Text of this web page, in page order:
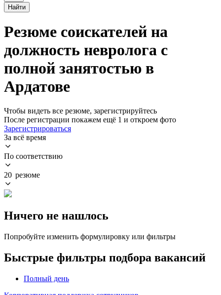
Найти
Резюме соискателей на
должность невролога с
полной занятостью в
Ардатове
Чтобы видеть все резюме, зарегистрируйтесь
После регистрации покажем ещё 1 и откроем фото
Зарегистрироваться
За всё время
По соответствию
20 резюме
Ничего не нашлось
Попробуйте изменить формулировку или фильтры
Быстрые фильтры подбора вакансий
Полный день